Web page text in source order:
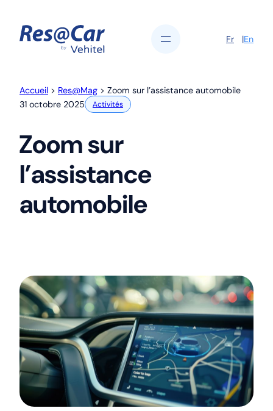
contenu
Fr
En
Accueil > Res@Mag > Zoom sur l’assistance automobile
31 octobre 2025
Activités
Zoom sur
l’assistance
automobile